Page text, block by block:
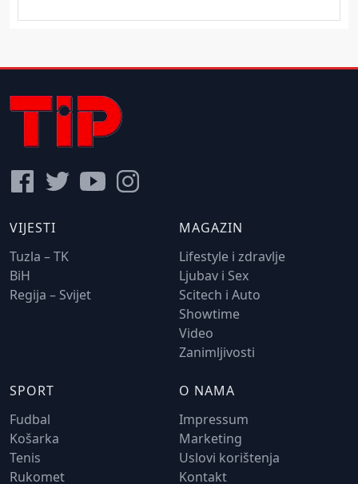
VIJESTI
Tuzla – TK
BiH
Regija – Svijet
MAGAZIN
Lifestyle i zdravlje
Ljubav i Sex
Scitech i Auto
Showtime
Video
Zanimljivosti
SPORT
Fudbal
Košarka
Tenis
Rukomet
O NAMA
Impressum
Marketing
Uslovi korištenja
Kontakt